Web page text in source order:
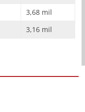
3,68 mil
3,16 mil